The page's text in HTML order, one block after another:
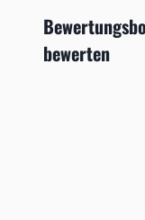
bewerten